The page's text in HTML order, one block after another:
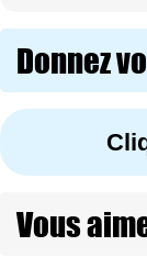
Donnez
Vous